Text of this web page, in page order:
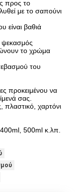
προς το
με το σαπούνι
είναι βαθιά
ψεκασμός
το χρώμα
του
προκειμένου να
σας.
πλαστικό, χαρτόνι
400ml, 500ml κ.λπ.